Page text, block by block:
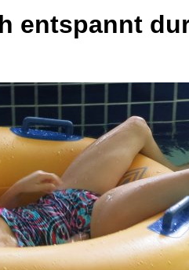
entspannt